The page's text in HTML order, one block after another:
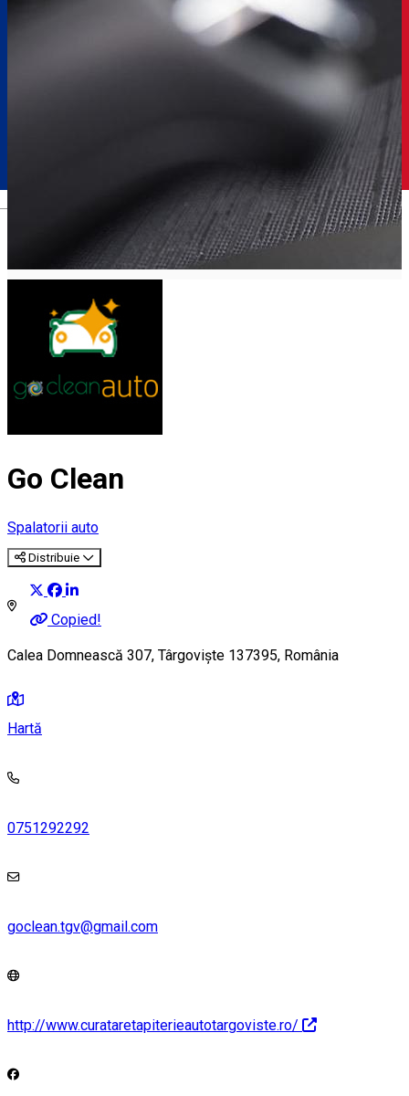
Go Clean
Spalatorii auto
Distribuie
Copied!
Calea Domnească 307, Târgoviște 137395, România
Hartă
0751292292
goclean.tgv@gmail.com
http://www.curataretapiterieautotargoviste.ro/